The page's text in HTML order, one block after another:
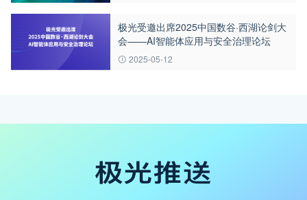
极光受邀出席2025中国数谷·西湖论剑大
会——AI智能体应用与安全治理论坛
2025-05-12